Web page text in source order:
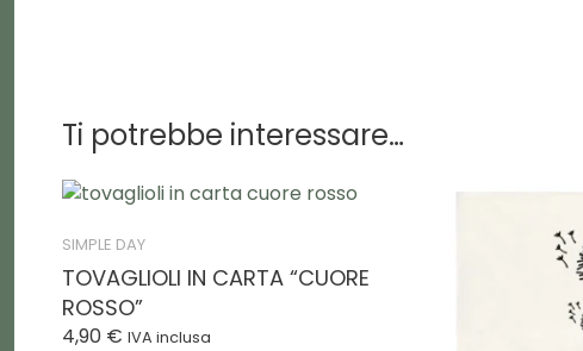
Ti potrebbe interessare…
SIMPLE DAY
TOVAGLIOLI IN CARTA “CUORE
ROSSO”
4,90 € IVA inclusa